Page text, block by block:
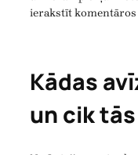
ierakstīt komentāros
Kādas
un cik